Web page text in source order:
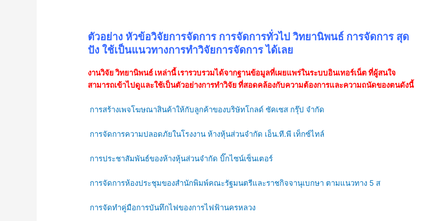
ตัวอย่าง หัวข้อวิจัยการจัดการ การจัดการทั่วไป วิทยานิพนธ์ การจัดการ สุด
ปัง ใช้เป็นแนวทางการทำวิจัยการจัดการ ได้เลย
งานวิจัย วิทยานิพนธ์ เหล่านี้ เรารวบรวมได้จากฐานข้อมูลที่เผยแพร่ในระบบอินเทอร์เน็ต ที่ผู้สนใจ
สามารถเข้าไปดูและใช้เป็นตัวอย่างการทำวิจัย ที่สอดคล้องกับความต้องการและความถนัดของตนดังนี้
การสร้างเพจโฆษณาสินค้าให้กับลูกค้าของบริษัทโกลด์ ซัคเซส กรุ๊ป จำกัด
การจัดการความปลอดภัยในโรงงาน ห้างหุ้นส่วนจำกัด เอ็น.ที.พี เท็กซ์ไทล์
การประชาสัมพันธ์ของห้างหุ้นส่วนจำกัด บิ๊กไซน์เซ็นเตอร์
การจัดการห้องประชุมของสำนักพิมพ์คณะรัฐมนตรีและราชกิจจานุเบกษา ตามแนวทาง 5 ส
การจัดทำคู่มือการบันทึกไฟของการไฟฟ้านครหลวง